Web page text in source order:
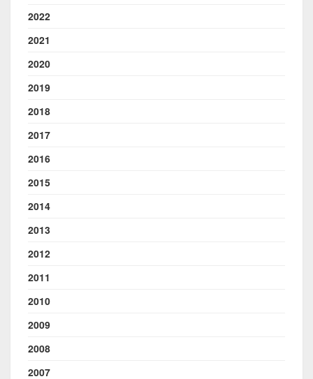
2022
2021
2020
2019
2018
2017
2016
2015
2014
2013
2012
2011
2010
2009
2008
2007